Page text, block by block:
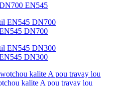
EN545
DN700
DN300
kalite A pou travay lou